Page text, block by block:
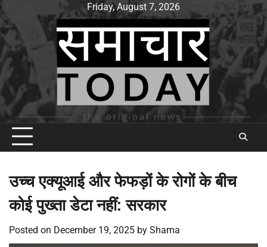
Skip
to
content
Friday, August 7, 2026
उच्च एक्यूआई और फेफड़ों के रोगों के बीच
कोई पुख्ता डेटा नहीं: सरकार
Posted on December 19, 2025 by Shama